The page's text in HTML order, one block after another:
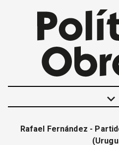
keyboard_arrow_down
Rafael Fernández -